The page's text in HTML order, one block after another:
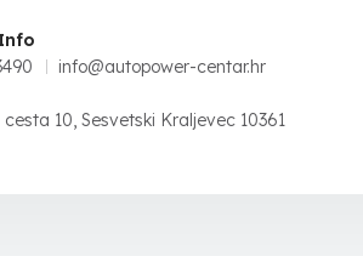
info@autopower-centar.hr
10, Sesvetski Kraljevec 10361